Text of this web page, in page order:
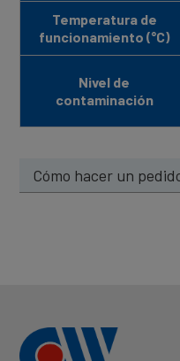
Temperatura de
funcionamiento (°C)
Nivel de
contaminación
Cómo hacer un